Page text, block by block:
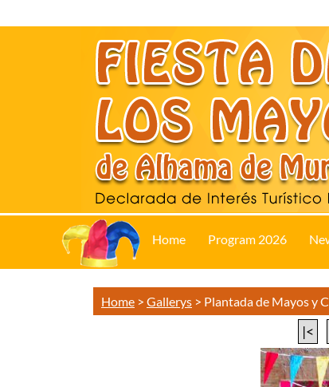
Home Program 2026
Home > Gallerys > Plantada de Mayos y
|<